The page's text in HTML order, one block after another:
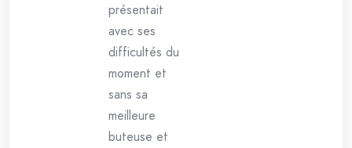
présentait
avec ses
difficultés du
moment et
sans sa
meilleure
buteuse et